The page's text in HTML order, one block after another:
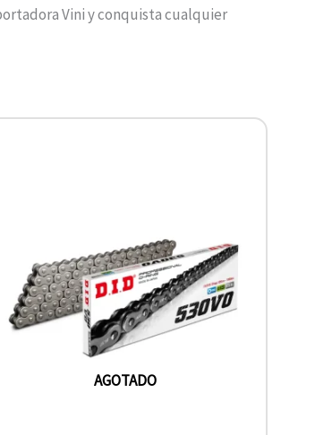
Vini y conquista cualquier
AGOTADO